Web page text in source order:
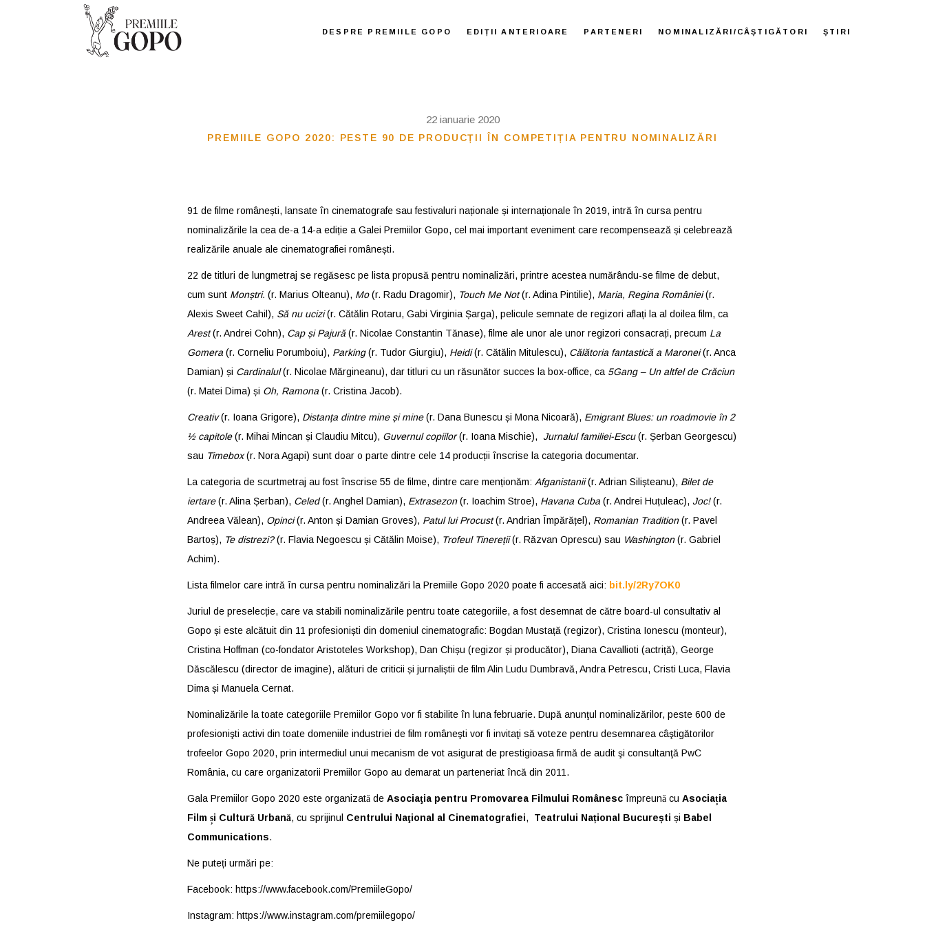
DESPRE PREMIILE GOPO EDIȚII ANTERIOARE PARTENERI NOMINALIZĂRI/CÂȘTIGĂTORI ȘTIRI
22 ianuarie 2020
PREMIILE GOPO 2020: PESTE 90 DE PRODUCȚII ÎN COMPETIȚIA PENTRU NOMINALIZĂRI
91 de filme românești, lansate în cinematografe sau festivaluri naționale și internaționale în 2019, intră în cursa pentru
nominalizările la cea de-a 14-a ediție a Galei Premiilor Gopo, cel mai important eveniment care recompensează și celebrează
realizările anuale ale cinematografiei românești.
22 de titluri de lungmetraj se regăsesc pe lista propusă pentru nominalizări, printre acestea numărându-se filme de debut,
cum sunt Monștri. (r. Marius Olteanu), Mo(r. Radu Dragomir), Touch Me Not(r. Adina Pintilie), Maria, Regina României(r.
Alexis Sweet Cahil), Să nu ucizi(r. Cătălin Rotaru, Gabi Virginia Șarga), pelicule semnate de regizori aflați la al doilea film, ca
Arest(r. Andrei Cohn), Cap și Pajură(r. Nicolae Constantin Tănase), filme ale unor ale unor regizori consacrați, precum La
Gomera (r. Corneliu Porumboiu), Parking(r. Tudor Giurgiu), Heidi(r. Cătălin Mitulescu), Călătoria fantastică a Maronei(r. Anca
Damian) și Cardinalul(r. Nicolae Mărgineanu), dar titluri cu un răsunător succes la box-office, ca 5Gang – Un altfel de Crăciun
(r. Matei Dima) și Oh, Ramona (r. Cristina Jacob).
Creativ(r. Ioana Grigore), Distanța dintre mine și mine(r. Dana Bunescu și Mona Nicoară), Emigrant Blues: un roadmovie în 2
½ capitole(r. Mihai Mincan și Claudiu Mitcu), Guvernul copiilor(r. Ioana Mischie), Jurnalul familiei-Escu(r. Șerban Georgescu)
sau Timebox(r. Nora Agapi) sunt doar o parte dintre cele 14 producții înscrise la categoria documentar.
La categoria de scurtmetraj au fost înscrise 55 de filme, dintre care menționăm: Afganistanii(r. Adrian Silișteanu), Bilet de
iertare(r. Alina Șerban), Celed(r. Anghel Damian), Extrasezon(r. Ioachim Stroe), Havana Cuba (r. Andrei Huțuleac), Joc!(r.
Andreea Vălean), Opinci(r. Anton și Damian Groves), Patul lui Procust(r. Andrian Împărățel), Romanian Tradition(r. Pavel
Bartoș), Te distrezi?(r. Flavia Negoescu și Cătălin Moise), Trofeul Tinereții(r. Răzvan Oprescu) sau Washington(r. Gabriel
Achim).
Lista filmelor care intră în cursa pentru nominalizări la Premiile Gopo 2020 poate fi accesată aici: bit.ly/2Ry7OK0
Juriul de preselecție, care va stabili nominalizările pentru toate categoriile, a fost desemnat de către board-ul consultativ al
Gopo și este alcătuit din 11 profesioniști din domeniul cinematografic: Bogdan Mustață (regizor), Cristina Ionescu (monteur),
Cristina Hoffman (co-fondator Aristoteles Workshop), Dan Chișu (regizor și producător), Diana Cavallioti (actriță), George
Dăscălescu (director de imagine), alături de criticii și jurnaliștii de film Alin Ludu Dumbravă, Andra Petrescu, Cristi Luca, Flavia
Dima și Manuela Cernat.
Nominalizările la toate categoriile Premiilor Gopo vor fi stabilite în luna februarie. După anunţul nominalizărilor, peste 600 de
profesionişti activi din toate domeniile industriei de film româneşti vor fi invitaţi să voteze pentru desemnarea câştigătorilor
trofeelor Gopo 2020, prin intermediul unui mecanism de vot asigurat de prestigioasa firmă de audit şi consultanţă PwC
România, cu care organizatorii Premiilor Gopo au demarat un parteneriat încă din 2011.
Gala Premiilor Gopo 2020 este organizată de Asociaţia pentru Promovarea Filmului Românesc împreună cu Asociația
Film și Cultură Urbană, cu sprijinul Centrului Naţional al Cinematografiei, Teatrului Național București și Babel
Communications.
Ne puteți urmări pe:
Facebook: https://www.facebook.com/PremiileGopo/
Instagram: https://www.instagram.com/premiilegopo/